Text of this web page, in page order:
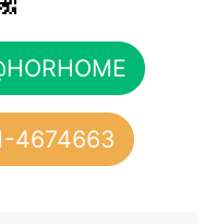
4674663